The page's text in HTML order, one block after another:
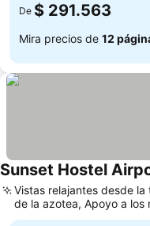
De $ 291.563
Mira precios de 12
Sunset Hostel
Vistas relajantes desde la
de la azotea, Apoyo a los
locales